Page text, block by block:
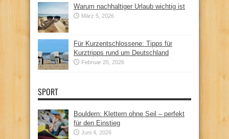
Warum nachhaltiger Urlaub wichtig ist
März 5, 2026
Für Kurzentschlossene: Tipps für
Kurztripps rund um Deutschland
Februar 25, 2026
SPORT
Bouldern: Klettern ohne Seil – perfekt
für den Einstieg
Juni 4, 2026